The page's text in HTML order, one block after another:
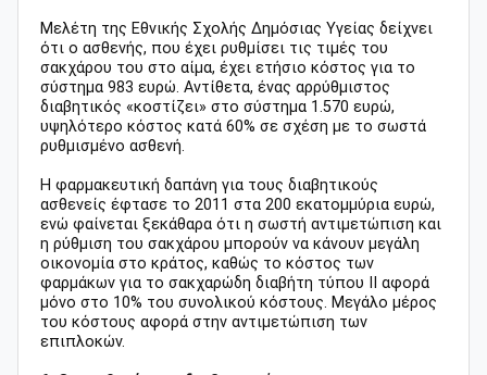
Μελέτη της Εθνικής Σχολής Δημόσιας Υγείας δείχνει
ότι ο ασθενής, που έχει ρυθμίσει τις τιμές του
σακχάρου του στο αίμα, έχει ετήσιο κόστος για το
σύστημα 983 ευρώ. Αντίθετα, ένας αρρύθμιστος
διαβητικός «κοστίζει» στο σύστημα 1.570 ευρώ,
υψηλότερο κόστος κατά 60% σε σχέση με το σωστά
ρυθμισμένο ασθενή.
Η φαρμακευτική δαπάνη για τους διαβητικούς
ασθενείς έφτασε το 2011 στα 200 εκατομμύρια ευρώ,
ενώ φαίνεται ξεκάθαρα ότι η σωστή αντιμετώπιση και
η ρύθμιση του σακχάρου μπορούν να κάνουν μεγάλη
οικονομία στο κράτος, καθώς το κόστος των
φαρμάκων για το σακχαρώδη διαβήτη τύπου ΙΙ αφορά
μόνο στο 10% του συνολικού κόστους. Μεγάλο μέρος
του κόστους αφορά στην αντιμετώπιση των
επιπλοκών.